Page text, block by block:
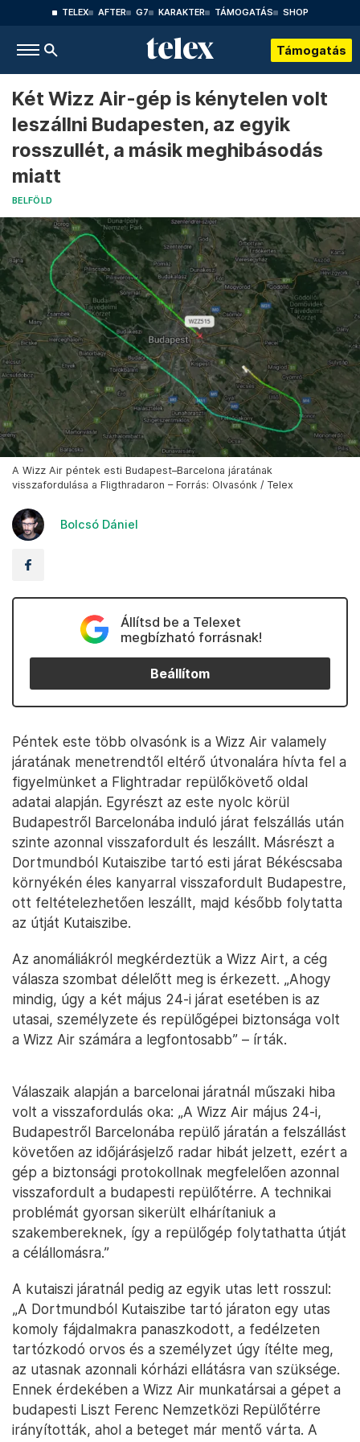
TELEX AFTER G7 KARAKTER TÁMOGATÁS SHOP
Támogatás
Két Wizz Air-gép is kénytelen volt
leszállni Budapesten, az egyik
rosszullét, a másik meghibásodás
miatt
BELFÖLD
A Wizz Air péntek esti Budapest–Barcelona járatának
visszafordulása a Fligthradaron – Forrás: Olvasónk / Telex
Bolcsó Dániel
Állítsd be a Telexet
megbízható forrásnak!
Beállítom
Péntek este több olvasónk is a Wizz Air valamely
járatának menetrendtől eltérő útvonalára hívta fel a
figyelmünket a Flightradar repülőkövető oldal
adatai alapján. Egyrészt az este nyolc körül
Budapestről Barcelonába induló járat felszállás után
szinte azonnal visszafordult és leszállt. Másrészt a
Dortmundból Kutaiszibe tartó esti járat Békéscsaba
környékén éles kanyarral visszafordult Budapestre,
ott feltételezhetően leszállt, majd később folytatta
az útját Kutaiszibe.
Az anomáliákról megkérdeztük a Wizz Airt, a cég
válasza szombat délelőtt meg is érkezett. „Ahogy
mindig, úgy a két május 24-i járat esetében is az
utasai, személyzete és repülőgépei biztonsága volt
a Wizz Air számára a legfontosabb” – írták.
Válaszaik alapján a barcelonai járatnál műszaki hiba
volt a visszafordulás oka: „A Wizz Air május 24-i,
Budapestről Barcelonába repülő járatán a felszállást
követően az időjárásjelző radar hibát jelzett, ezért a
gép a biztonsági protokollnak megfelelően azonnal
visszafordult a budapesti repülőtérre. A technikai
problémát gyorsan sikerült elhárítaniuk a
szakembereknek, így a repülőgép folytathatta útját
a célállomásra.”
A kutaiszi járatnál pedig az egyik utas lett rosszul:
„A Dortmundból Kutaiszibe tartó járaton egy utas
komoly fájdalmakra panaszkodott, a fedélzeten
tartózkodó orvos és a személyzet úgy ítélte meg,
az utasnak azonnali kórházi ellátásra van szüksége.
Ennek érdekében a Wizz Air munkatársai a gépet a
budapesti Liszt Ferenc Nemzetközi Repülőtérre
irányították, ahol a beteget már mentő várta. A